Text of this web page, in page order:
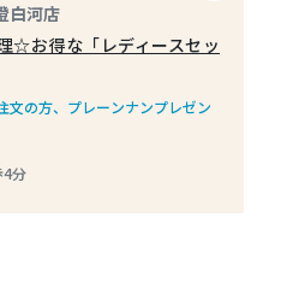
白河店
☆お得な「レディースセッ
文の方、プレーンナンプレゼン
4分